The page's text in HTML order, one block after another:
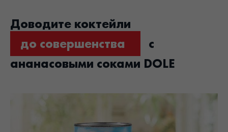
Доводите коктейли
до совершенства
с
ананасовыми соками DOLE